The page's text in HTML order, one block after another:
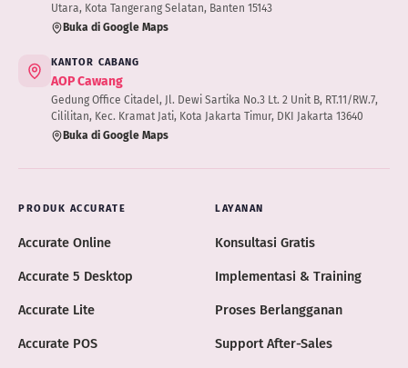
Utara, Kota Tangerang Selatan, Banten 15143
Buka di Google Maps
KANTOR CABANG
AOP Cawang
Gedung Office Citadel, Jl. Dewi Sartika No.3 Lt. 2 Unit B, RT.11/RW.7,
Cililitan, Kec. Kramat Jati, Kota Jakarta Timur, DKI Jakarta 13640
Buka di Google Maps
PRODUK ACCURATE
Accurate Online
Accurate 5 Desktop
Accurate Lite
Accurate POS
LAYANAN
Konsultasi Gratis
Implementasi & Training
Proses Berlangganan
Support After-Sales